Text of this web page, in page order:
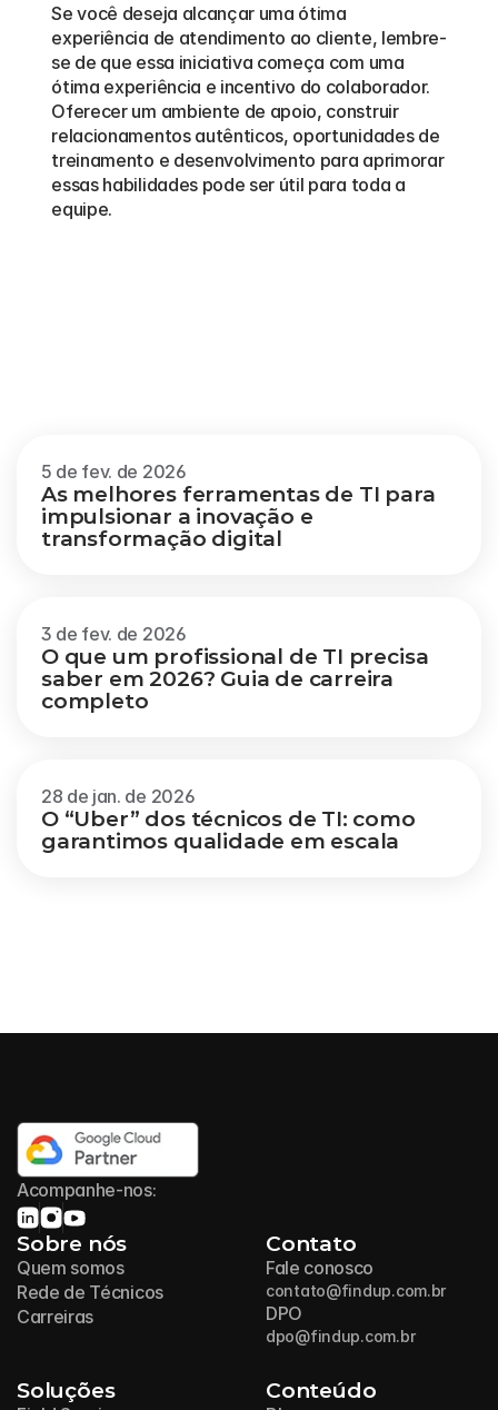
Se você deseja alcançar uma ótima
experiência de atendimento ao cliente, lembre-
se de que essa iniciativa começa com uma
ótima experiência e incentivo do colaborador.
Oferecer um ambiente de apoio, construir
relacionamentos autênticos, oportunidades de
treinamento e desenvolvimento para aprimorar
essas habilidades pode ser útil para toda a
equipe.
5 de fev. de 2026
As melhores ferramentas de TI para
impulsionar a inovação e
transformação digital
3 de fev. de 2026
O que um profissional de TI precisa
saber em 2026? Guia de carreira
completo
28 de jan. de 2026
O “Uber” dos técnicos de TI: como
garantimos qualidade em escala
Acompanhe-nos:
Sobre nós
Quem somos
Rede de Técnicos
Carreiras
Contato
Fale conosco
contato@findup.com.br
DPO
dpo@findup.com.br
Soluções Conteúdo